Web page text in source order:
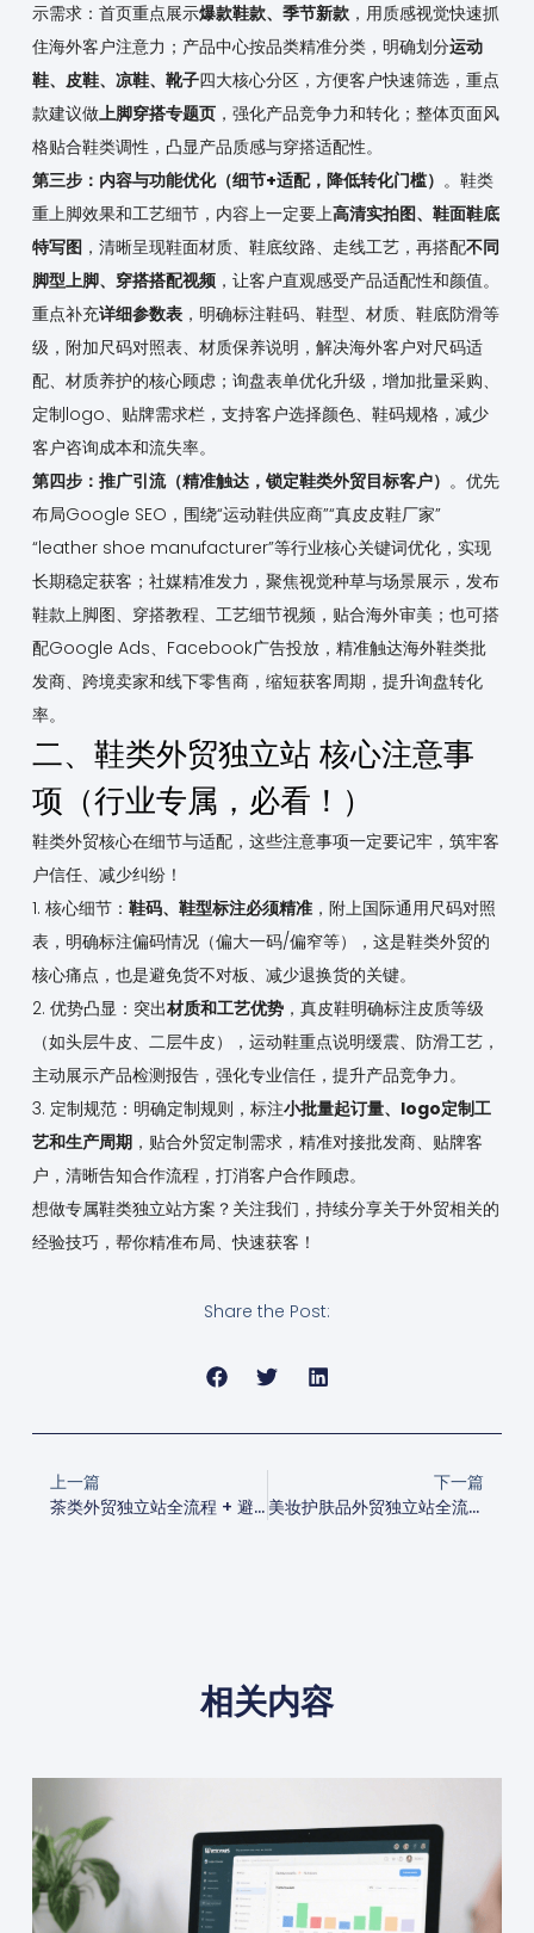
示需求：首页重点展示爆款鞋款、季节新款，用质感视觉快速抓
住海外客户注意力；产品中心按品类精准分类，明确划分运动
鞋、皮鞋、凉鞋、靴子四大核心分区，方便客户快速筛选，重点
款建议做上脚穿搭专题页，强化产品竞争力和转化；整体页面风
格贴合鞋类调性，凸显产品质感与穿搭适配性。
第三步：内容与功能优化（细节+适配，降低转化门槛） 。鞋类
重上脚效果和工艺细节，内容上一定要上高清实拍图、鞋面鞋底
特写图 ，清晰呈现鞋面材质、鞋底纹路、走线工艺，再搭配不同
脚型上脚、穿搭搭配视频，让客户直观感受产品适配性和颜值。
重点补充详细参数表，明确标注鞋码、鞋型、材质、鞋底防滑等
级，附加尺码对照表、材质保养说明，解决海外客户对尺码适
配、材质养护的核心顾虑；询盘表单优化升级，增加批量采购、
定制logo、贴牌需求栏，支持客户选择颜色、鞋码规格，减少
客户咨询成本和流失率。
第四步：推广引流（精准触达，锁定鞋类外贸目标客户） 。优先
布局Google SEO，围绕“运动鞋供应商”“真皮皮鞋厂家”
“leather shoe manufacturer”等行业核心关键词优化，实现
长期稳定获客；社媒精准发力，聚焦视觉种草与场景展示，发布
鞋款上脚图、穿搭教程、工艺细节视频，贴合海外审美；也可搭
配Google Ads、Facebook广告投放，精准触达海外鞋类批
发商、跨境卖家和线下零售商，缩短获客周期，提升询盘转化
率。
二、鞋类外贸独立站 核心注意事
项（行业专属，必看！）
鞋类外贸核心在细节与适配，这些注意事项一定要记牢，筑牢客
户信任、减少纠纷！
1. 核心细节： 鞋码、鞋型标注必须精准，附上国际通用尺码对照
表，明确标注偏码情况（偏大一码/偏窄等），这是鞋类外贸的
核心痛点，也是避免货不对板、减少退换货的关键。
2. 优势凸显：突出材质和工艺优势，真皮鞋明确标注皮质等级
（如头层牛皮、二层牛皮），运动鞋重点说明缓震、防滑工艺，
主动展示产品检测报告，强化专业信任，提升产品竞争力。
3. 定制规范：明确定制规则，标注小批量起订量、logo定制工
艺和生产周期，贴合外贸定制需求，精准对接批发商、贴牌客
户，清晰告知合作流程，打消客户合作顾虑。
想做专属鞋类独立站方案？关注我们，持续分享关于外贸相关的
经验技巧，帮你精准布局、快速获客！
Share the Post:
上一篇
茶类外贸独立站全流程 + 避坑指南（可直接落地版）
下一篇
美妆护肤品外贸独立站全流程 + 避坑指南（可直接落地版）
相关内容